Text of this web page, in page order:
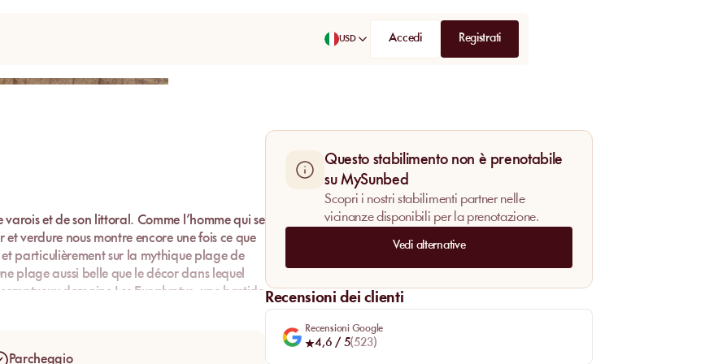
USD Accedi
Registrati
varois et de son littoral. Comme l’homme qui se
verdure nous montre encore une fois ce que
particulièrement sur la mythique plage de
plage aussi belle que le décor dans lequel
domaine Les Eucalyptus, une bastide
réserve plus qu’un moment. Une évasion.
Parcheggio
Questo stabilimento non è prenotabile
su MySunbed
Scopri i nostri stabilimenti partner nelle
vicinanze disponibili per la prenotazione.
Vedi alternative
Recensioni dei clienti
Recensioni Google
4,6 / 5(523)